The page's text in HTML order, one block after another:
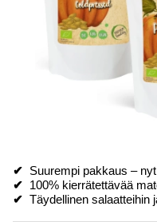
✔ Suurempi pakkaus –
✔ 100% kierrätettävää
✔ Täydellinen salaatteihin